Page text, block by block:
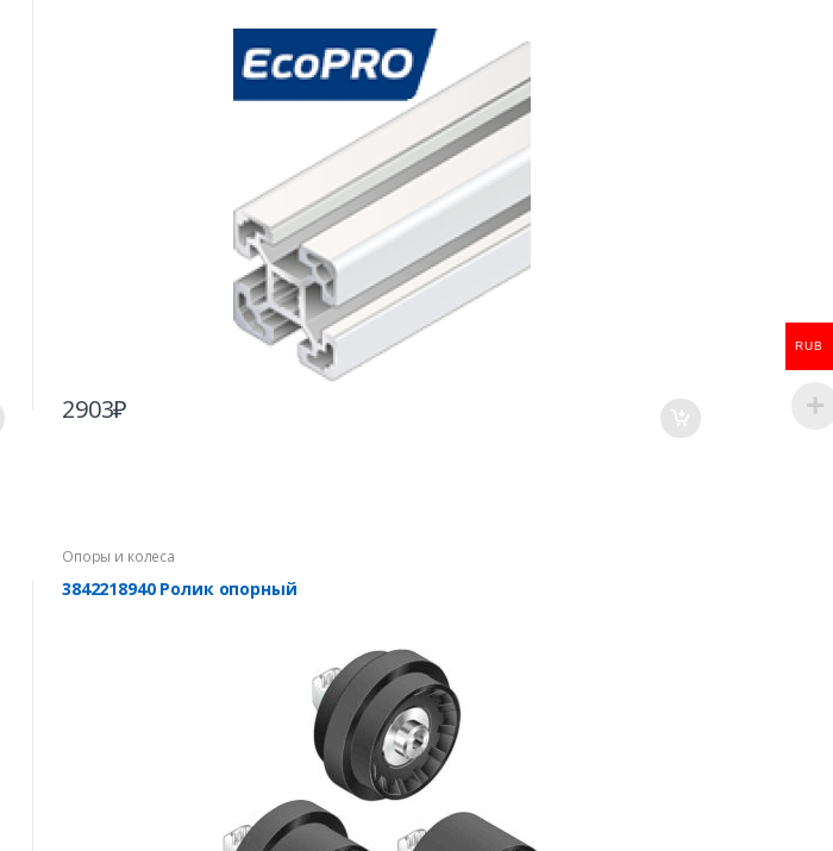
2903₽
Опоры и колеса
3842218940 Ролик опорный
RUB